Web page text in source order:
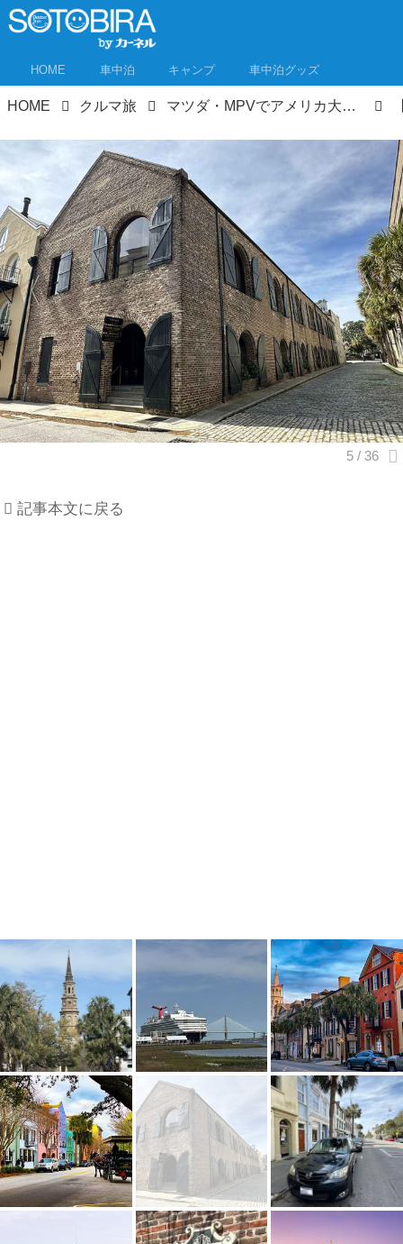
HOME 車中泊 キャンプ 車中泊グッズ
HOME クルマ旅 マツダ・MPVでアメリカ大陸横断ロードトリップ⑩ 美しい街並みのチャールストン～アトランタを散策
記事本文に戻る